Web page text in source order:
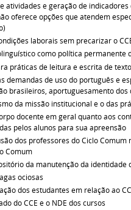
atividades e geração de
oferece opções que atendem
laborais sem precarizar o
como política permanente
práticas de leitura e escrita de
demandas de uso do português e
brasileiros, aportuguesamento dos
da missão institucional e o das
docente em geral quanto aos
pelos alunos para sua apreensão
dos professores do Ciclo Comum
Comum
da manutenção da identidade
ociosas
dos estudantes em relação ao
do CCE e o NDE dos cursos